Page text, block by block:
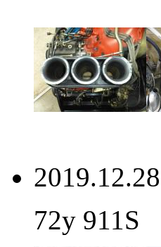
2019.12.28
72y 911S